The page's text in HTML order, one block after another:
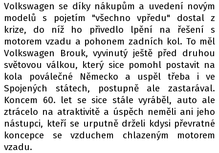
Provozovatelem serveru autoroad.cz je
INCORP MEDIA GROUP s.r.o., IČ: 118 23 054
Volkswagen se díky nákupům a uvedení novým
modelů s pojetím "všechno vpředu" dostal z
krize, do níž ho přivedlo lpění na řešení s
motorem vzadu a pohonem zadních kol. To měl
Volkswagen Brouk, vyvinutý ještě před druhou
světovou válkou, který sice pomohl postavit na
kola poválečné Německo a uspěl třeba i ve
Spojených státech, postupně ale zastarával.
Koncem 60. let se sice stále vyráběl, auto ale
ztrácelo na atraktivitě a úspěch neměli ani jeho
nástupci, kteří se urputně drželi kdysi převratné
koncepce se vzduchem chlazeným motorem
vzadu.